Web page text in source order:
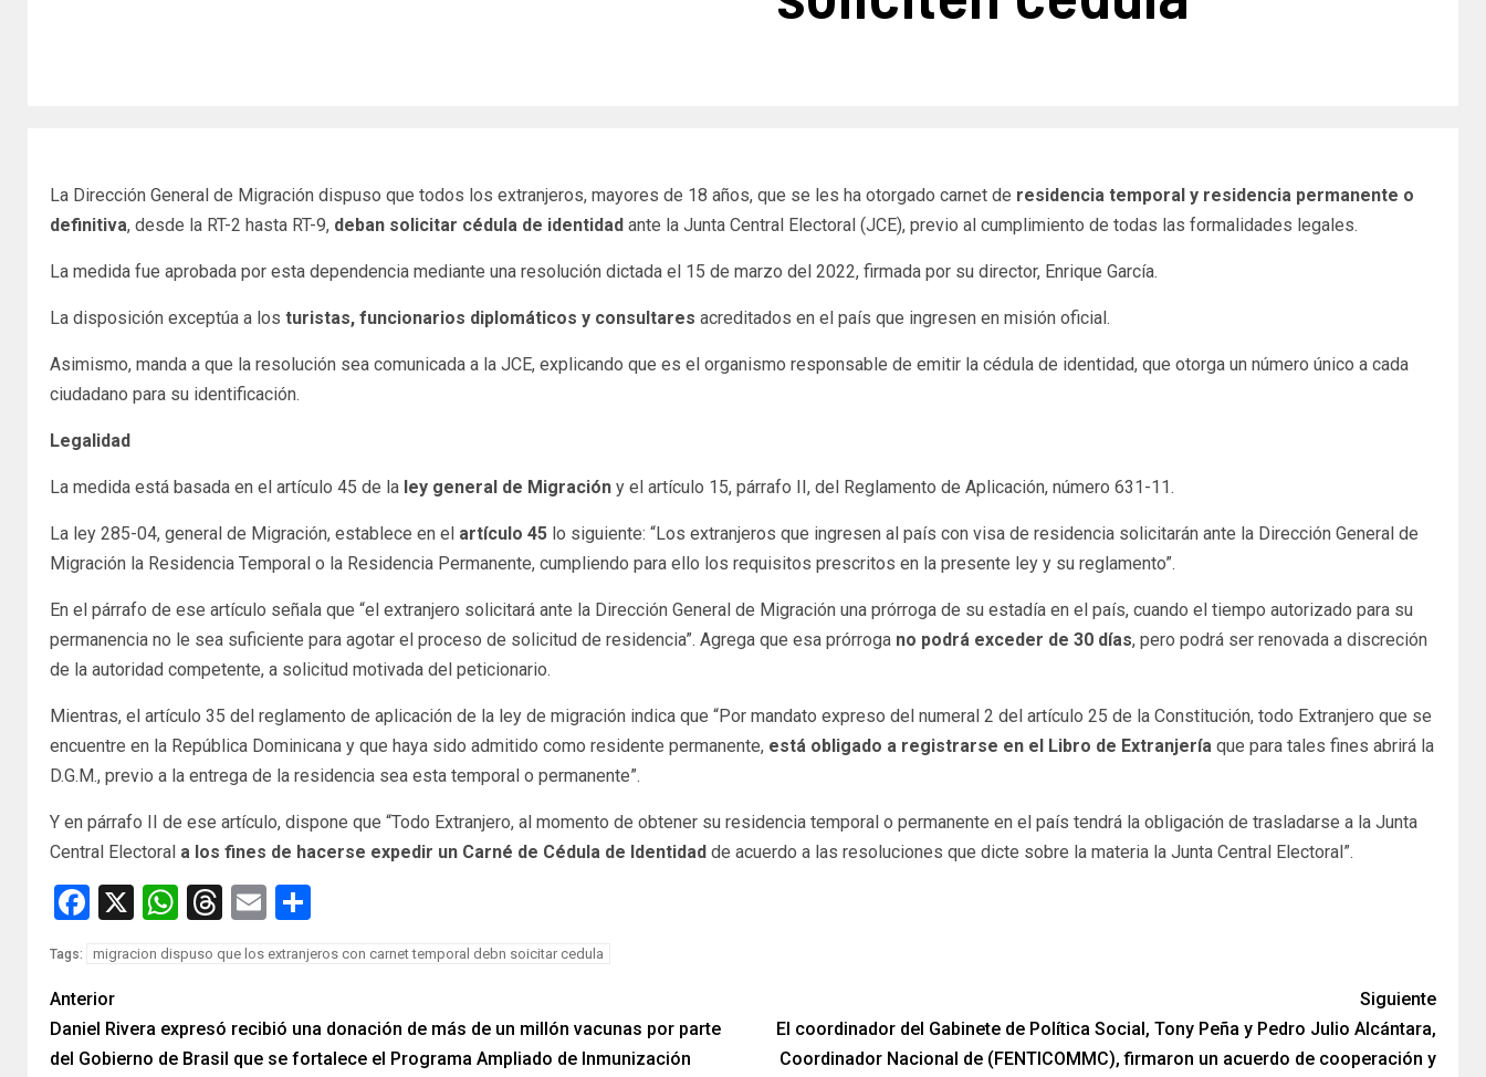
La Dirección General de Migración dispuso que todos los extranjeros, mayores de 18 años, que se les ha otorgado carnet de residencia temporal y residencia permanente o
definitiva, desde la RT-2 hasta RT-9, deban solicitar cédula de identidad ante la Junta Central Electoral (JCE), previo al cumplimiento de todas las formalidades legales.
La medida fue aprobada por esta dependencia mediante una resolución dictada el 15 de marzo del 2022, firmada por su director, Enrique García.
La disposición exceptúa a los turistas, funcionarios diplomáticos y consultares acreditados en el país que ingresen en misión oficial.
Asimismo, manda a que la resolución sea comunicada a la JCE, explicando que es el organismo responsable de emitir la cédula de identidad, que otorga un número único a cada
ciudadano para su identificación.
Legalidad
La medida está basada en el artículo 45 de la ley general de Migración y el artículo 15, párrafo II, del Reglamento de Aplicación, número 631-11.
La ley 285-04, general de Migración, establece en el artículo 45 lo siguiente: “Los extranjeros que ingresen al país con visa de residencia solicitarán ante la Dirección General de
Migración la Residencia Temporal o la Residencia Permanente, cumpliendo para ello los requisitos prescritos en la presente ley y su reglamento”.
En el párrafo de ese artículo señala que “el extranjero solicitará ante la Dirección General de Migración una prórroga de su estadía en el país, cuando el tiempo autorizado para su
permanencia no le sea suficiente para agotar el proceso de solicitud de residencia”. Agrega que esa prórroga no podrá exceder de 30 días, pero podrá ser renovada a discreción
de la autoridad competente, a solicitud motivada del peticionario.
Mientras, el artículo 35 del reglamento de aplicación de la ley de migración indica que “Por mandato expreso del numeral 2 del artículo 25 de la Constitución, todo Extranjero que se
encuentre en la República Dominicana y que haya sido admitido como residente permanente, está obligado a registrarse en el Libro de Extranjería que para tales fines abrirá la
D.G.M., previo a la entrega de la residencia sea esta temporal o permanente”.
Y en párrafo II de ese artículo, dispone que “Todo Extranjero, al momento de obtener su residencia temporal o permanente en el país tendrá la obligación de trasladarse a la Junta
Central Electoral a los fines de hacerse expedir un Carné de Cédula de Identidad de acuerdo a las resoluciones que dicte sobre la materia la Junta Central Electoral”.
Facebook
X WhatsApp
Threads
Email
Tags: migracion dispuso que los extranjeros con carnet temporal debn soicitar cedula
Anterior
Daniel Rivera expresó recibió una donación de más de un millón vacunas por parte
del Gobierno de Brasil que se fortalece el Programa Ampliado de Inmunización
Siguiente
El coordinador del Gabinete de Política Social, Tony Peña y Pedro Julio Alcántara,
Coordinador Nacional de (FENTICOMMC), firmaron un acuerdo de cooperación y